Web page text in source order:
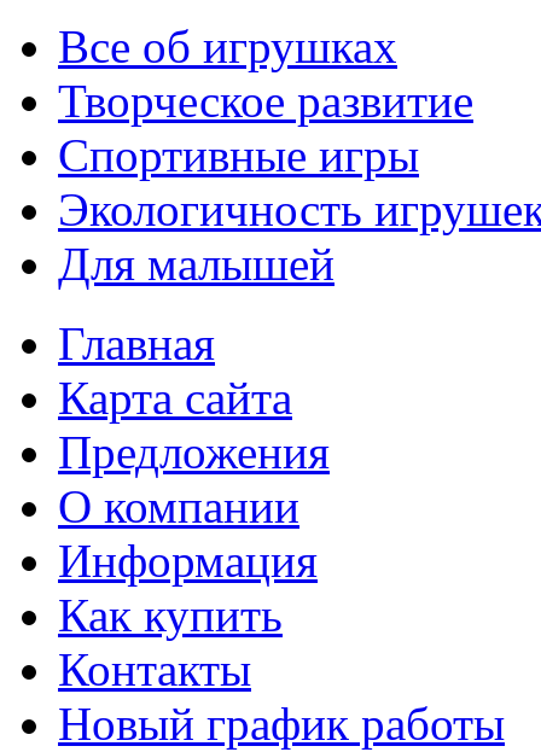
Все об игрушках
Творческое развитие
Спортивные игры
Экологичность
Для малышей
Главная
Карта сайта
Предложения
О компании
Информация
Как купить
Контакты
Новый график работы